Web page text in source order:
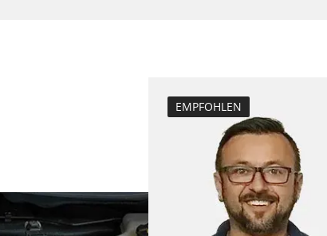
Differenzdruck
Elektronische
ESP test
Grundeinstellung
EMPFOHLEN